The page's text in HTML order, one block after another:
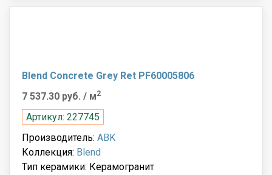
Blend Concrete Grey Ret PF60005806
7 537.30 руб. / м2
Артикул: 227745
Производитель: ABK
Коллекция: Blend
Тип керамики: Керамогранит